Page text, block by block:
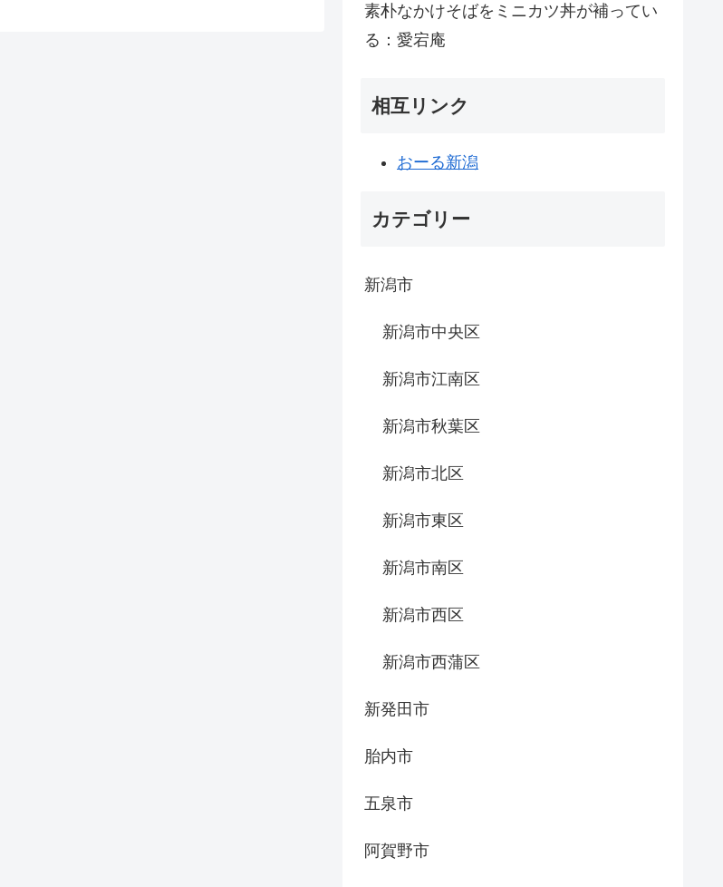
素朴なかけそばをミニカツ丼が補ってい
る：愛宕庵
相互リンク
おーる新潟
カテゴリー
新潟市
新潟市中央区
新潟市江南区
新潟市秋葉区
新潟市北区
新潟市東区
新潟市南区
新潟市西区
新潟市西蒲区
新発田市
胎内市
五泉市
阿賀野市